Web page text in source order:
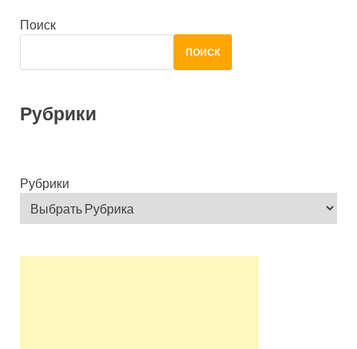
Поиск
ПОИСК
Рубрики
Рубрики